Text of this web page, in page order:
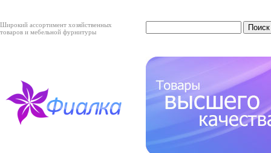
Широкий ассортимент хозяйственных
товаров и мебельной фурнитуры